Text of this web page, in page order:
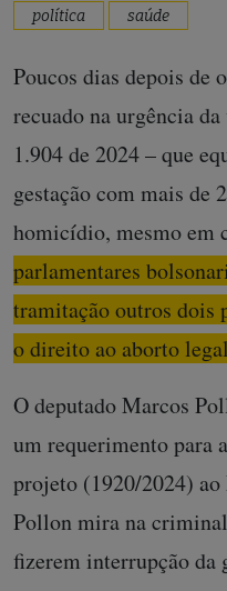
política
saúde
Poucos dias depois de
recuado na urgência
1.904 de 2024 – que
gestação com mais de
homicídio, mesmo em
parlamentares
tramitação outros dois
o direito ao aborto
O deputado Marcos
um requerimento para
projeto (1920/2024)
Pollon mira na
fizerem interrupção da